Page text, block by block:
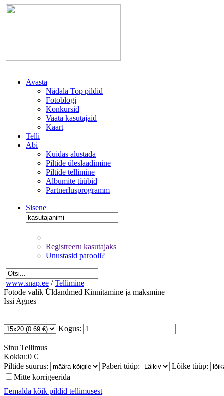
Avasta
Nädala Top pildid
Fotoblogi
Konkursid
Vaata kasutajaid
Kaart
Telli
Abi
Kuidas alustada
Piltide üleslaadimine
Piltide tellimine
Albumite tüübid
Partnerlusprogramm
Sisene
Registreeru kasutajaks
Unustasid parooli?
www.snap.ee / Tellimine
Fotode valik Üldandmed Kinnitamine ja maksmine
Issi Agnes
Kogus:
Sinu Tellimus
Kokku:0 €
Piltide suurus:
Paberi tüüp:
Lõike tüüp:
Mitte korrigeerida
Eemalda kõik pildid tellimusest